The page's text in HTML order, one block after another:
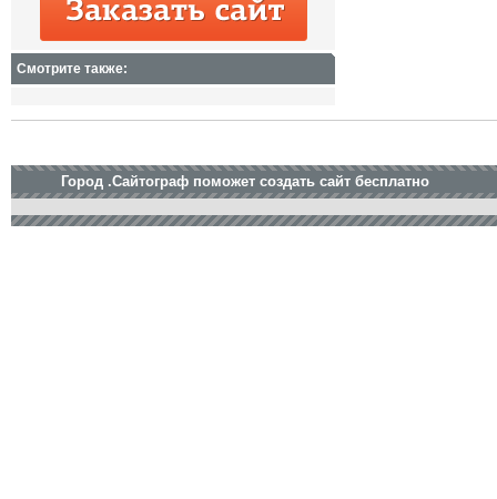
Смотрите также:
Город .Сайтограф поможет создать сайт бесплатно